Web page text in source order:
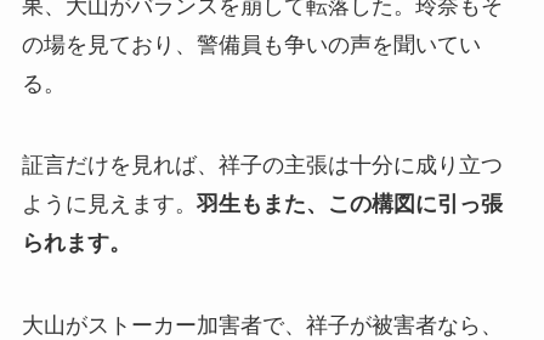
果、大山がバランスを崩して転落した。玲奈もそ
の場を見ており、警備員も争いの声を聞いてい
る。
証言だけを見れば、祥子の主張は十分に成り立つ
ように見えます。 羽生もまた、この構図に引っ張
られます。
大山がストーカー加害者で、祥子が被害者なら、